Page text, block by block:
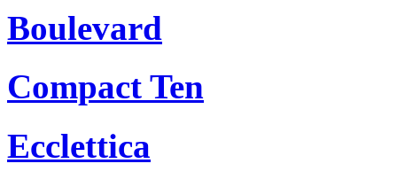
Boulevard
Compact Ten
Ecclettica